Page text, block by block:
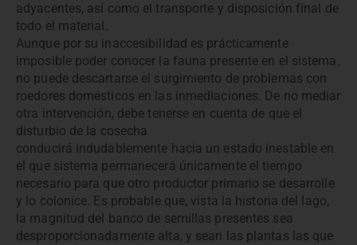
adyacentes, así como el transporte y disposición final de
todo el material.
Aunque por su inaccesibilidad es prácticamente
imposible poder conocer la fauna presente en el sistema,
no puede descartarse el surgimiento de problemas con
roedores domésticos en las inmediaciones. De no mediar
otra intervención, debe tenerse en cuenta de que el
disturbio de la cosecha
conducirá indudablemente hacia un estado inestable en
el que sistema permanecerá únicamente el tiempo
necesario para que otro productor primario se desarrolle
y lo colonice. Es probable que, vista la historia del lago,
la magnitud del banco de semillas presentes sea
desproporcionadamente alta, y sean las plantas las que